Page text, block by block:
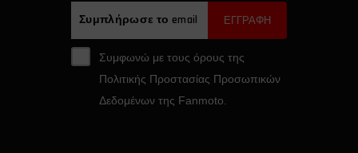
ΕΓΓΡΑΦΗ
Συμφωνώ με τους όρους της
Πολιτικής Προστασίας Προσωπικών
Δεδομένων της Fanmoto.